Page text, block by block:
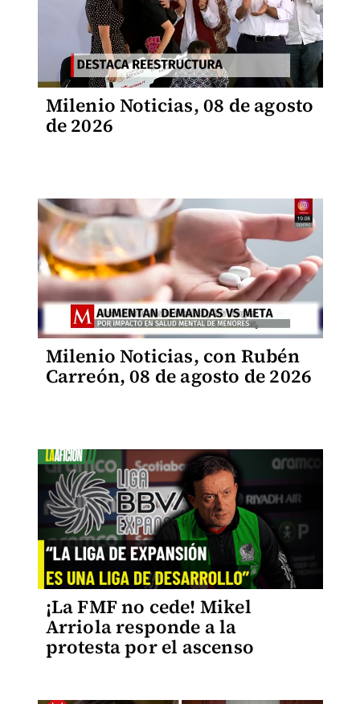
Milenio Noticias, 08 de agosto
de 2026
Milenio Noticias, con Rubén
Carreón, 08 de agosto de 2026
¡La FMF no cede! Mikel
Arriola responde a la
protesta por el ascenso